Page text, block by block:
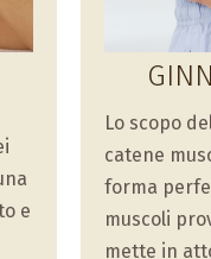
e
Lo scopo
catene
forma
muscoli
mette in